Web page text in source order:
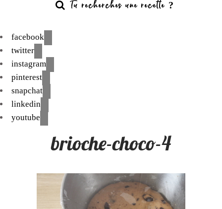
facebook
twitter
instagram
pinterest
snapchat
linkedin
youtube
brioche-choco-4